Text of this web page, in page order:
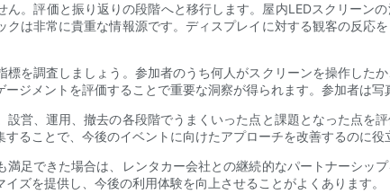
ん。評価と振り返りの段階へと移行します。屋内LEDスクリー
は非常に貴重な情報源です。ディスプレイに対する観客の反
を調査しましょう。参加者のうち何人がスクリーンを操作し
ジメントを評価することで重要な洞察が得られます。参加者は
設営、運用、撤去の各段階でうまくいった点と課題となった点
ることで、今後のイベントに向けたアプローチを改善するのに役
足できた場合は、レンタカー会社との継続的なパートナーシ
ズを提供し、今後の利用体験を向上させることがよくあります。